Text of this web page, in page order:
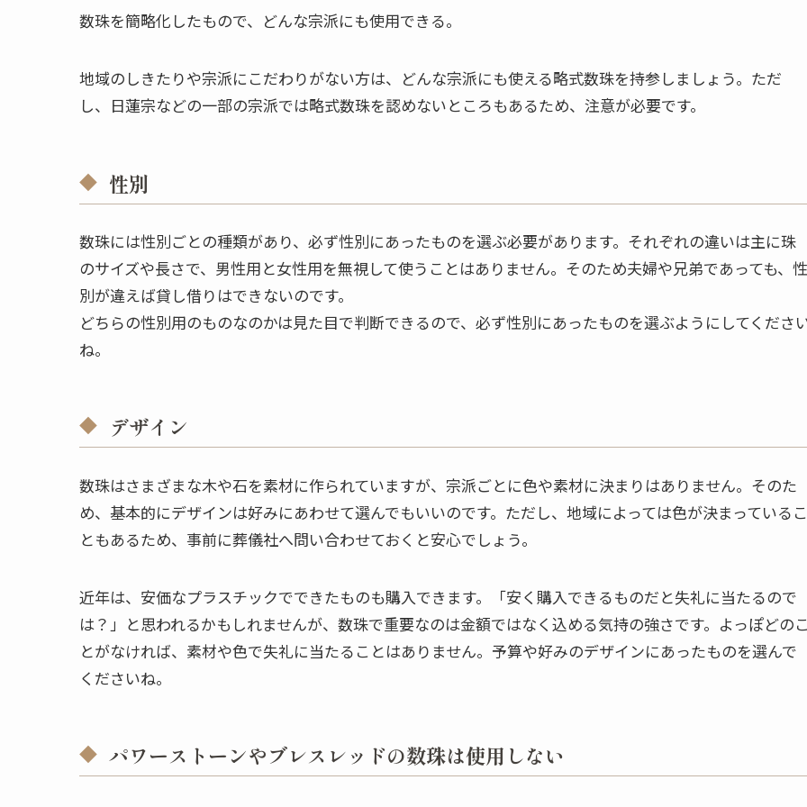
数珠を簡略化したもので、どんな宗派にも使用できる。
地域のしきたりや宗派にこだわりがない方は、どんな宗派にも使える略式数珠を持参しましょう。ただ
し、日蓮宗などの一部の宗派では略式数珠を認めないところもあるため、注意が必要です。
性別
数珠には性別ごとの種類があり、必ず性別にあったものを選ぶ必要があります。それぞれの違いは主に珠
のサイズや長さで、男性用と女性用を無視して使うことはありません。そのため夫婦や兄弟であっても、性
別が違えば貸し借りはできないのです。
どちらの性別用のものなのかは見た目で判断できるので、必ず性別にあったものを選ぶようにしてくださ
ね。
デザイン
数珠はさまざまな木や石を素材に作られていますが、宗派ごとに色や素材に決まりはありません。そのた
め、基本的にデザインは好みにあわせて選んでもいいのです。ただし、地域によっては色が決まっているこ
ともあるため、事前に葬儀社へ問い合わせておくと安心でしょう。
近年は、安価なプラスチックでできたものも購入できます。「安く購入できるものだと失礼に当たるので
は？」と思われるかもしれませんが、数珠で重要なのは金額ではなく込める気持の強さです。よっぽどの
とがなければ、素材や色で失礼に当たることはありません。予算や好みのデザインにあったものを選んで
くださいね。
パワーストーンやブレスレッドの数珠は使用しない